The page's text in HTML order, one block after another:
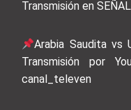
Transmisión en
Arabia Saudita vs
Transmisión por
canal_televen